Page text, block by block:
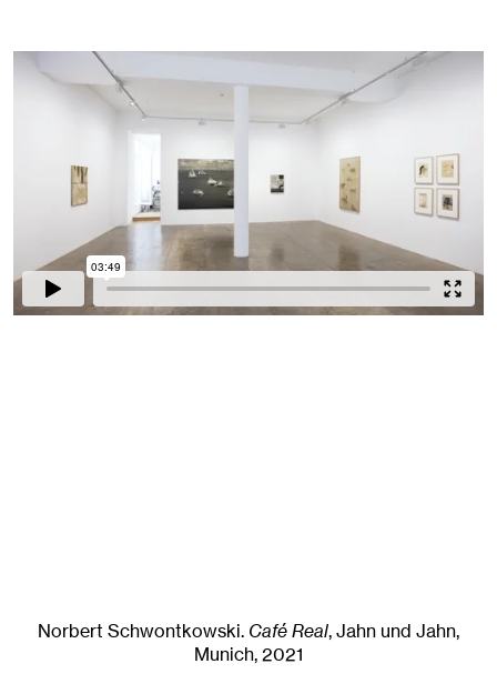
Norbert Schwontkowski. Café Real, Jahn und Jahn,
Munich, 2021